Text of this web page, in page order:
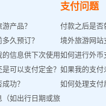
产品？
久预订？
信息供下次使用
可以支付定金？
功？
如出行日期或旅
支付问题
付款之后是否
境外旅游网站
如何进行外币
如果我的支付
如何处理支付